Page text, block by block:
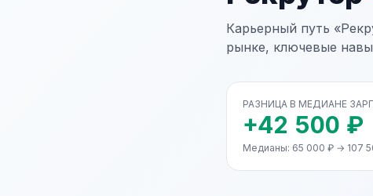
Карьерный путь
рынке, ключевые
РАЗНИЦА В МЕДИАНЕ
+42 500 ₽
Медианы: 65 000 ₽ → 107